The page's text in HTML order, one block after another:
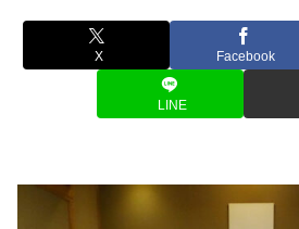
X Facebook
LINE